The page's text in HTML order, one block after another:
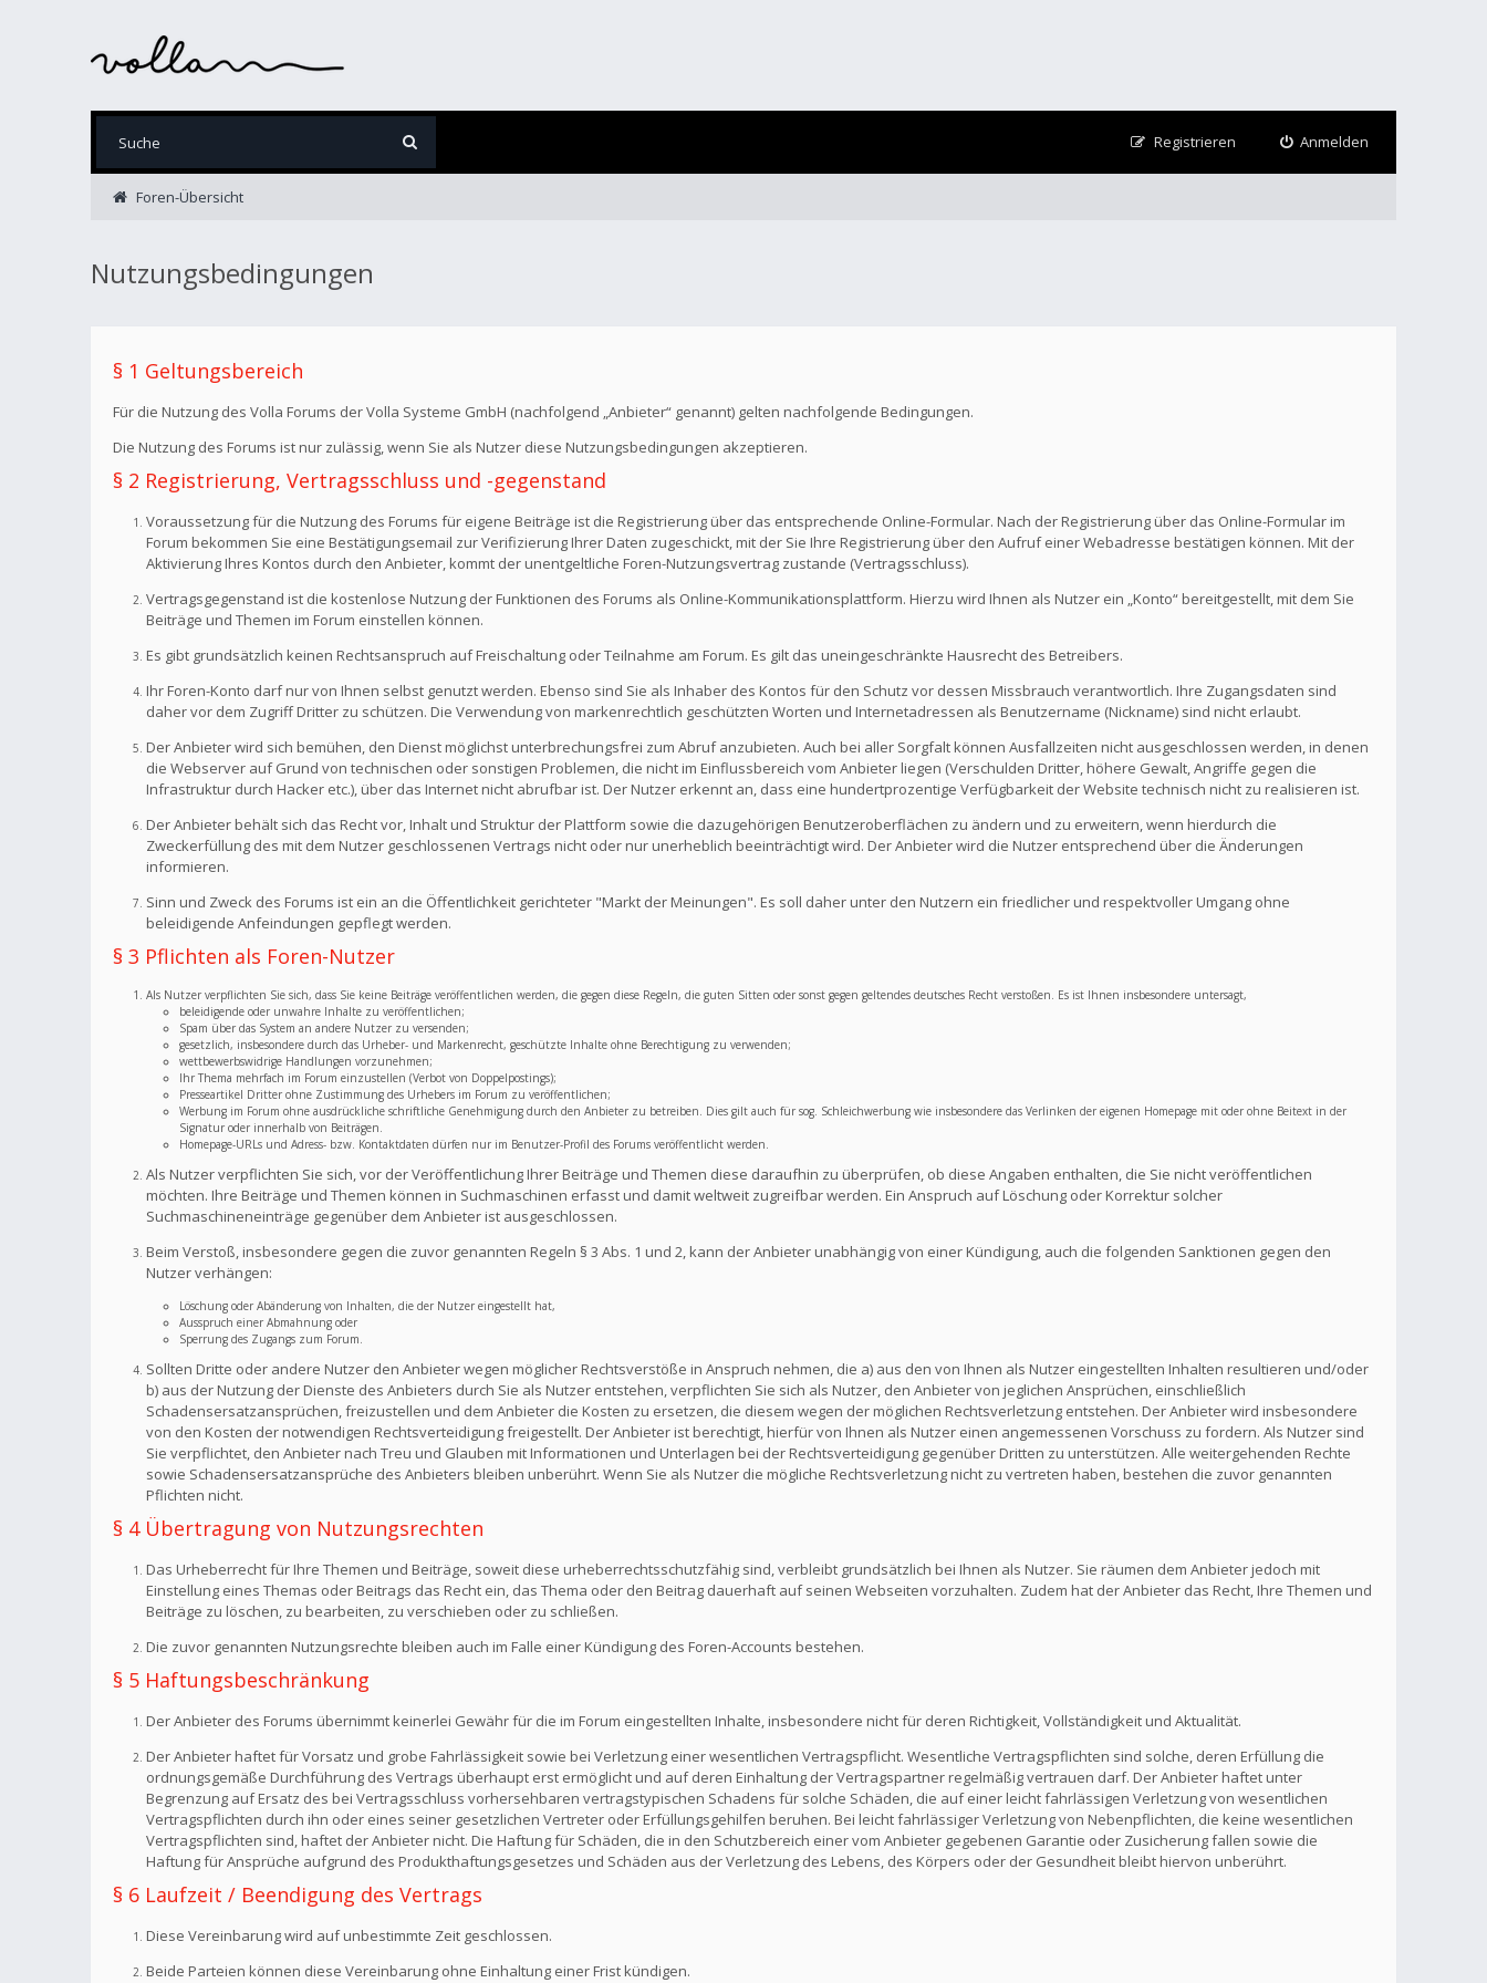
Anmelden
Registrieren
Foren-Übersicht
Nutzungsbedingungen
§ 1 Geltungsbereich
Für die Nutzung des Volla Forums der Volla Systeme GmbH (nachfolgend „Anbieter“ genannt) gelten nachfolgende Bedingungen.
Die Nutzung des Forums ist nur zulässig, wenn Sie als Nutzer diese Nutzungsbedingungen akzeptieren.
§ 2 Registrierung, Vertragsschluss und -gegenstand
Voraussetzung für die Nutzung des Forums für eigene Beiträge ist die Registrierung über das entsprechende Online-Formular. Nach der Registrierung über das Online-Formular im
Forum bekommen Sie eine Bestätigungsemail zur Verifizierung Ihrer Daten zugeschickt, mit der Sie Ihre Registrierung über den Aufruf einer Webadresse bestätigen können. Mit der
Aktivierung Ihres Kontos durch den Anbieter, kommt der unentgeltliche Foren-Nutzungsvertrag zustande (Vertragsschluss).
Vertragsgegenstand ist die kostenlose Nutzung der Funktionen des Forums als Online-Kommunikationsplattform. Hierzu wird Ihnen als Nutzer ein „Konto“ bereitgestellt, mit dem Sie
Beiträge und Themen im Forum einstellen können.
Es gibt grundsätzlich keinen Rechtsanspruch auf Freischaltung oder Teilnahme am Forum. Es gilt das uneingeschränkte Hausrecht des Betreibers.
Ihr Foren-Konto darf nur von Ihnen selbst genutzt werden. Ebenso sind Sie als Inhaber des Kontos für den Schutz vor dessen Missbrauch verantwortlich. Ihre Zugangsdaten sind
daher vor dem Zugriff Dritter zu schützen. Die Verwendung von markenrechtlich geschützten Worten und Internetadressen als Benutzername (Nickname) sind nicht erlaubt.
Der Anbieter wird sich bemühen, den Dienst möglichst unterbrechungsfrei zum Abruf anzubieten. Auch bei aller Sorgfalt können Ausfallzeiten nicht ausgeschlossen werden, in denen
die Webserver auf Grund von technischen oder sonstigen Problemen, die nicht im Einflussbereich vom Anbieter liegen (Verschulden Dritter, höhere Gewalt, Angriffe gegen die
Infrastruktur durch Hacker etc.), über das Internet nicht abrufbar ist. Der Nutzer erkennt an, dass eine hundertprozentige Verfügbarkeit der Website technisch nicht zu realisieren ist.
Der Anbieter behält sich das Recht vor, Inhalt und Struktur der Plattform sowie die dazugehörigen Benutzeroberflächen zu ändern und zu erweitern, wenn hierdurch die
Zweckerfüllung des mit dem Nutzer geschlossenen Vertrags nicht oder nur unerheblich beeinträchtigt wird. Der Anbieter wird die Nutzer entsprechend über die Änderungen
informieren.
Sinn und Zweck des Forums ist ein an die Öffentlichkeit gerichteter "Markt der Meinungen". Es soll daher unter den Nutzern ein friedlicher und respektvoller Umgang ohne
beleidigende Anfeindungen gepflegt werden.
§ 3 Pflichten als Foren-Nutzer
Als Nutzer verpflichten Sie sich, dass Sie keine Beiträge veröffentlichen werden, die gegen diese Regeln, die guten Sitten oder sonst gegen geltendes deutsches Recht verstoßen. Es ist Ihnen insbesondere untersagt,
beleidigende oder unwahre Inhalte zu veröffentlichen;
Spam über das System an andere Nutzer zu versenden;
gesetzlich, insbesondere durch das Urheber- und Markenrecht, geschützte Inhalte ohne Berechtigung zu verwenden;
wettbewerbswidrige Handlungen vorzunehmen;
Ihr Thema mehrfach im Forum einzustellen (Verbot von Doppelpostings);
Presseartikel Dritter ohne Zustimmung des Urhebers im Forum zu veröffentlichen;
Werbung im Forum ohne ausdrückliche schriftliche Genehmigung durch den Anbieter zu betreiben. Dies gilt auch für sog. Schleichwerbung wie insbesondere das Verlinken der eigenen Homepage mit oder ohne Beitext in der
Signatur oder innerhalb von Beiträgen.
Homepage-URLs und Adress- bzw. Kontaktdaten dürfen nur im Benutzer-Profil des Forums veröffentlicht werden.
Als Nutzer verpflichten Sie sich, vor der Veröffentlichung Ihrer Beiträge und Themen diese daraufhin zu überprüfen, ob diese Angaben enthalten, die Sie nicht veröffentlichen
möchten. Ihre Beiträge und Themen können in Suchmaschinen erfasst und damit weltweit zugreifbar werden. Ein Anspruch auf Löschung oder Korrektur solcher
Suchmaschineneinträge gegenüber dem Anbieter ist ausgeschlossen.
Beim Verstoß, insbesondere gegen die zuvor genannten Regeln § 3 Abs. 1 und 2, kann der Anbieter unabhängig von einer Kündigung, auch die folgenden Sanktionen gegen den
Nutzer verhängen:
Löschung oder Abänderung von Inhalten, die der Nutzer eingestellt hat,
Ausspruch einer Abmahnung oder
Sperrung des Zugangs zum Forum.
Sollten Dritte oder andere Nutzer den Anbieter wegen möglicher Rechtsverstöße in Anspruch nehmen, die a) aus den von Ihnen als Nutzer eingestellten Inhalten resultieren und/oder
b) aus der Nutzung der Dienste des Anbieters durch Sie als Nutzer entstehen, verpflichten Sie sich als Nutzer, den Anbieter von jeglichen Ansprüchen, einschließlich
Schadensersatzansprüchen, freizustellen und dem Anbieter die Kosten zu ersetzen, die diesem wegen der möglichen Rechtsverletzung entstehen. Der Anbieter wird insbesondere
von den Kosten der notwendigen Rechtsverteidigung freigestellt. Der Anbieter ist berechtigt, hierfür von Ihnen als Nutzer einen angemessenen Vorschuss zu fordern. Als Nutzer sind
Sie verpflichtet, den Anbieter nach Treu und Glauben mit Informationen und Unterlagen bei der Rechtsverteidigung gegenüber Dritten zu unterstützen. Alle weitergehenden Rechte
sowie Schadensersatzansprüche des Anbieters bleiben unberührt. Wenn Sie als Nutzer die mögliche Rechtsverletzung nicht zu vertreten haben, bestehen die zuvor genannten
Pflichten nicht.
§ 4 Übertragung von Nutzungsrechten
Das Urheberrecht für Ihre Themen und Beiträge, soweit diese urheberrechtsschutzfähig sind, verbleibt grundsätzlich bei Ihnen als Nutzer. Sie räumen dem Anbieter jedoch mit
Einstellung eines Themas oder Beitrags das Recht ein, das Thema oder den Beitrag dauerhaft auf seinen Webseiten vorzuhalten. Zudem hat der Anbieter das Recht, Ihre Themen und
Beiträge zu löschen, zu bearbeiten, zu verschieben oder zu schließen.
Die zuvor genannten Nutzungsrechte bleiben auch im Falle einer Kündigung des Foren-Accounts bestehen.
§ 5 Haftungsbeschränkung
Der Anbieter des Forums übernimmt keinerlei Gewähr für die im Forum eingestellten Inhalte, insbesondere nicht für deren Richtigkeit, Vollständigkeit und Aktualität.
Der Anbieter haftet für Vorsatz und grobe Fahrlässigkeit sowie bei Verletzung einer wesentlichen Vertragspflicht. Wesentliche Vertragspflichten sind solche, deren Erfüllung die
ordnungsgemäße Durchführung des Vertrags überhaupt erst ermöglicht und auf deren Einhaltung der Vertragspartner regelmäßig vertrauen darf. Der Anbieter haftet unter
Begrenzung auf Ersatz des bei Vertragsschluss vorhersehbaren vertragstypischen Schadens für solche Schäden, die auf einer leicht fahrlässigen Verletzung von wesentlichen
Vertragspflichten durch ihn oder eines seiner gesetzlichen Vertreter oder Erfüllungsgehilfen beruhen. Bei leicht fahrlässiger Verletzung von Nebenpflichten, die keine wesentlichen
Vertragspflichten sind, haftet der Anbieter nicht. Die Haftung für Schäden, die in den Schutzbereich einer vom Anbieter gegebenen Garantie oder Zusicherung fallen sowie die
Haftung für Ansprüche aufgrund des Produkthaftungsgesetzes und Schäden aus der Verletzung des Lebens, des Körpers oder der Gesundheit bleibt hiervon unberührt.
§ 6 Laufzeit / Beendigung des Vertrags
Diese Vereinbarung wird auf unbestimmte Zeit geschlossen.
Beide Parteien können diese Vereinbarung ohne Einhaltung einer Frist kündigen.